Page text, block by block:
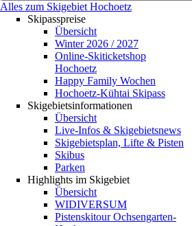
Alles zum Skigebiet Hochoetz
Skipasspreise
Übersicht
Winter 2026 / 2027
Online-Skiticketshop
Hochoetz
Happy Family Wochen
Hochoetz-Kühtai Skipass
Skigebietsinformationen
Übersicht
Live-Infos & Skigebietsnews
Skigebietsplan, Lifte & Pisten
Skibus
Parken
Highlights im Skigebiet
Übersicht
WIDIVERSUM
Pistenskitour Ochsengarten-